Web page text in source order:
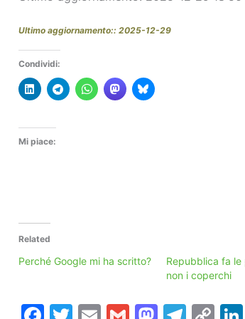
Ultimo aggiornamento:: 2025-12-29
Condividi:
Mi piace:
Related
Perché Google mi ha scritto?
Repubblica fa le
non i coperchi